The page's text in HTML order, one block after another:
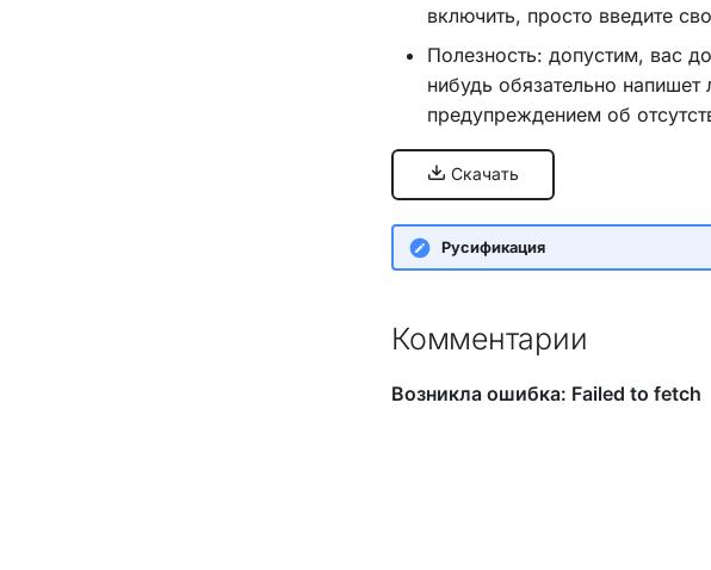
включить, просто введите
Полезность: допустим, вас
нибудь обязательно
предупреждением об
Скачать
Русификация
Комментарии